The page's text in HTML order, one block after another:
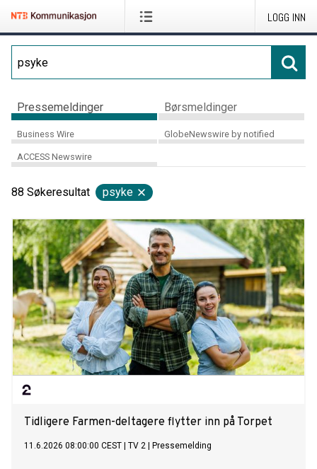
LOGG INN
Pressemeldinger Børsmeldinger
Business Wire GlobeNewswire by notified
ACCESS Newswire
88 Søkeresultat psyke
Tidligere Farmen-deltagere flytter inn på Torpet
11.6.2026 08:00:00 CEST TV 2 Pressemelding